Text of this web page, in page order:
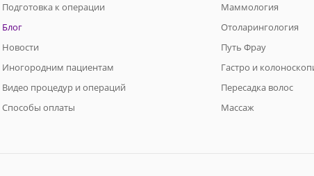
Подготовка к операции
Блог
Новости
Иногородним пациентам
Видео процедур и операций
Способы оплаты
Маммология
Отоларингология
Путь Фрау
Гастро и
Пересадка волос
Массаж